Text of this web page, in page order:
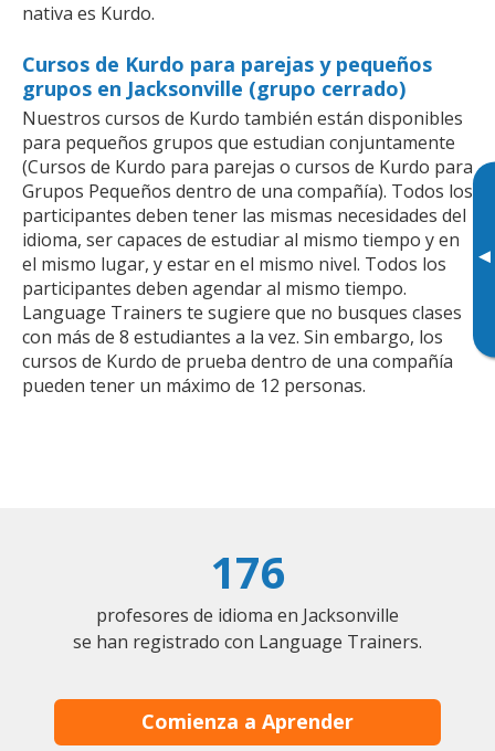
▸
nativa es Kurdo.
Cursos de Kurdo para parejas y pequeños
grupos en Jacksonville (grupo cerrado)
Nuestros cursos de Kurdo también están disponibles
para pequeños grupos que estudian conjuntamente
(Cursos de Kurdo para parejas o cursos de Kurdo para
Grupos Pequeños dentro de una compañía). Todos los
participantes deben tener las mismas necesidades del
idioma, ser capaces de estudiar al mismo tiempo y en
el mismo lugar, y estar en el mismo nivel. Todos los
participantes deben agendar al mismo tiempo.
Language Trainers te sugiere que no busques clases
con más de 8 estudiantes a la vez. Sin embargo, los
cursos de Kurdo de prueba dentro de una compañía
pueden tener un máximo de 12 personas.
176
profesores de idioma en Jacksonville
se han registrado con Language Trainers.
Comienza a Aprender